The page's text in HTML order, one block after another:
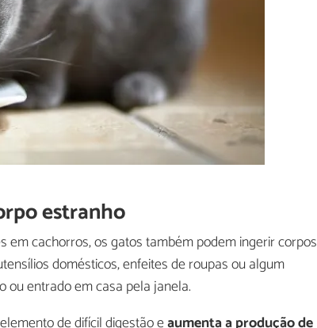
estranho
em cachorros, os gatos também podem ingerir corpos
domésticos, enfeites de roupas ou algum
ou entrado em casa pela janela.
de difícil digestão eaumenta a produção de